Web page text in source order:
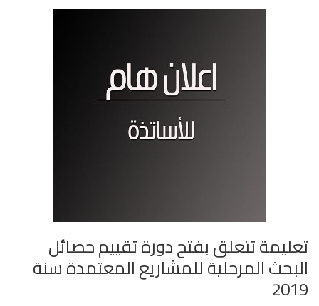
تعليمة تتعلق بفتح دورة تقييم حصائل
البحث المرحلية للمشاريع المعتمدة سنة
2019